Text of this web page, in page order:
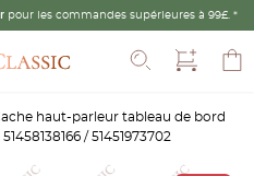
pour les commandes supérieures à 99£. *
Recherche
haut-parleur tableau de bord
/ 51451973702